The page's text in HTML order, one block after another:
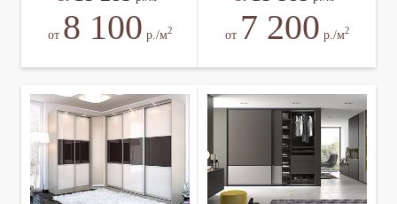
от 8 100 р./м2 от 7 200 р./м2